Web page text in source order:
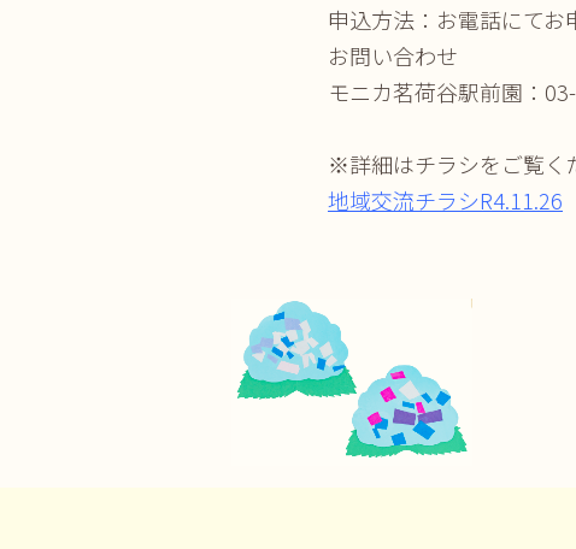
申込方法：お電話にてお
お問い合わせ
モニカ茗荷谷駅前園：
※詳細はチラシをご覧く
地域交流チラシR4.11.26